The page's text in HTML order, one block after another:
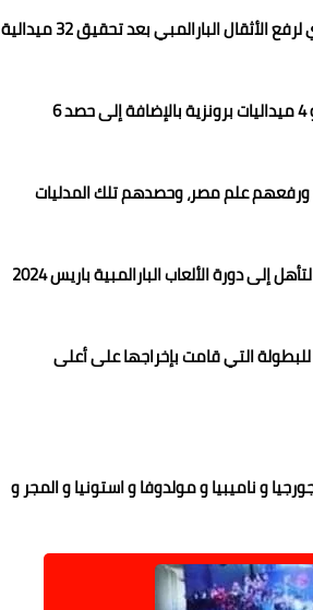
قدم الدكتور حسام الدين مصطفى رئيس اللجنة البارالمبية المصرية التهنئة للمنتخب المصري لرفع الأثقال البارالمبي بعد تحقيق 32 ميدالية
في بطولة كأس العالم التي أقيمت في مصر. بواقع 11 ميدالية ذهبية و 11 ميدالية فضية و 4 ميداليات برونزية بالإضافة إلى حصد 6
علم مصر، وحصدهم تلك المدليات
وطلب الدكتور حسام الدين مصطفى من اللاعبين الاستمرار في بذل قصارى جهدهم من أجل التأهل إلى دورة الألعاب البارالمبية باريس 2024
التي قامت بإخراجها على أعلى
و الجزائر و غانا و جورجيا و ناميبيا و مولدوفا و استونيا و المجر و